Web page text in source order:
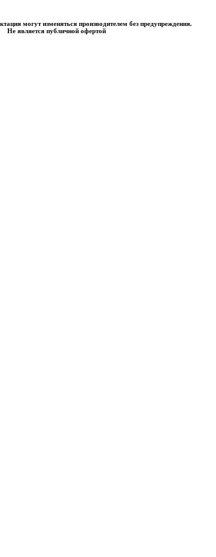
могут изменяться производителем без предупреждения.
Не является публичной офертой